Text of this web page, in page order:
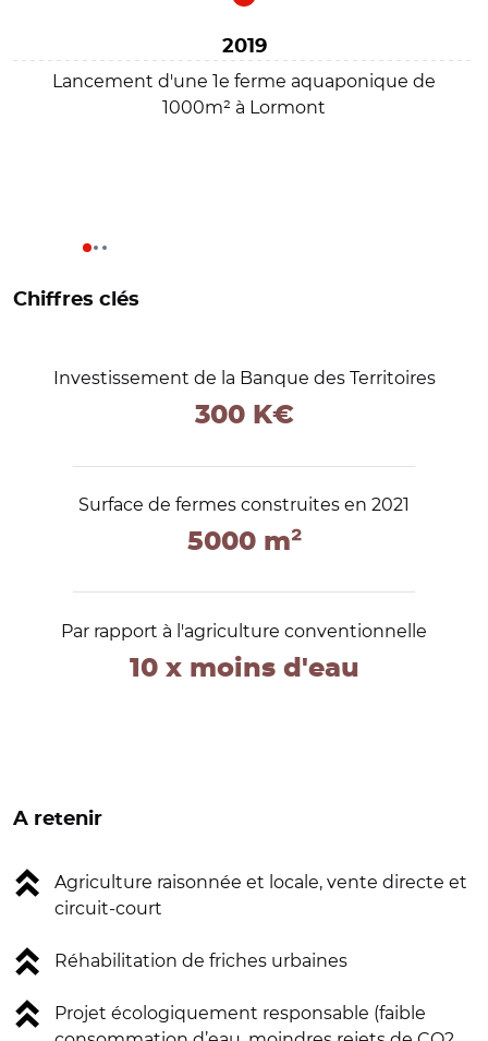
2019
Lancement d'une 1e ferme aquaponique de
1000m² à Lormont
Chiffres clés
Investissement de la Banque des Territoires
300 K€
Surface de fermes construites en 2021
5000 m²
Par rapport à l'agriculture conventionnelle
10 x moins d'eau
A retenir
Agriculture raisonnée et locale, vente directe et
circuit-court
Réhabilitation de friches urbaines
Projet écologiquement responsable (faible